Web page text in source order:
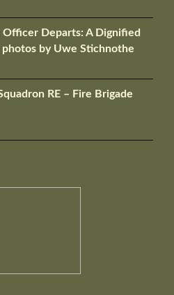
Departs: A Dignified
by Uwe Stichnothe
RE – Fire Brigade